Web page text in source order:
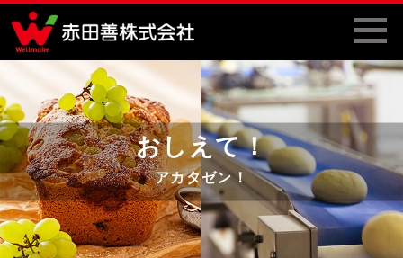
おしえて！
アカタゼン！